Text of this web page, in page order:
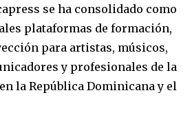
se ha consolidado como
plataformas de formación,
para artistas, músicos,
y profesionales de la
la República Dominicana y el